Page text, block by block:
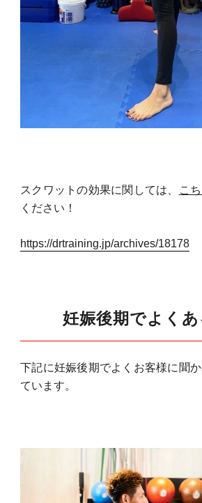
スクワットの効果に関しては、 こ
ください！
https://drtraining.jp/archives/18178
妊娠後期でよくあ
下記に妊娠後期でよくお客様に聞
ています。